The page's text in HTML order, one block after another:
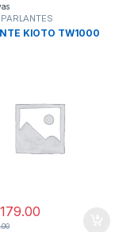
PARLANTES
KIOTO TW1000